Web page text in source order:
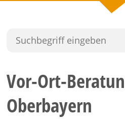
Vor-Ort-
Oberbayern